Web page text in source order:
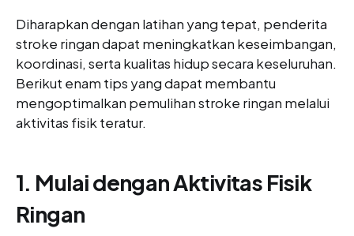
Diharapkan dengan latihan yang tepat, penderita
stroke ringan dapat meningkatkan keseimbangan,
koordinasi, serta kualitas hidup secara keseluruhan.
Berikut enam tips yang dapat membantu
mengoptimalkan pemulihan stroke ringan melalui
aktivitas fisik teratur.
1. Mulai dengan Aktivitas Fisik
Ringan